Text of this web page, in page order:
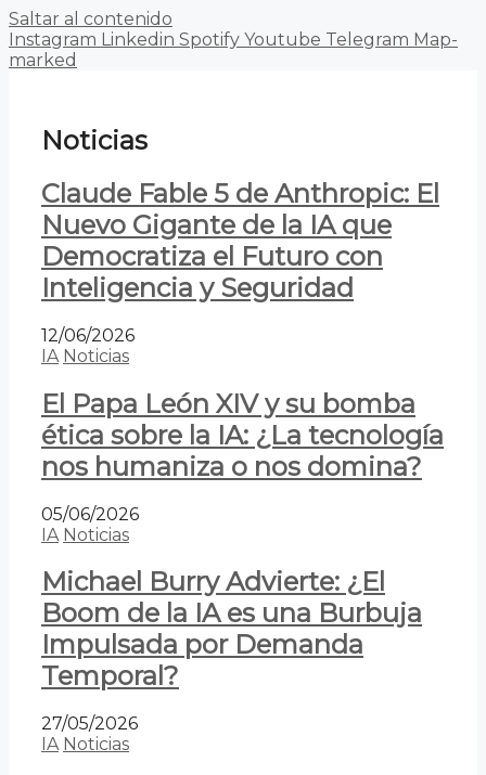
Saltar al contenido
Instagram Linkedin Spotify Youtube Telegram Map-
marked
Noticias
Claude Fable 5 de Anthropic: El
Nuevo Gigante de la IA que
Democratiza el Futuro con
Inteligencia y Seguridad
12/06/2026
IA Noticias
El Papa León XIV y su bomba
ética sobre la IA: ¿La tecnología
nos humaniza o nos domina?
05/06/2026
IA Noticias
Michael Burry Advierte: ¿El
Boom de la IA es una Burbuja
Impulsada por Demanda
Temporal?
27/05/2026
IA Noticias